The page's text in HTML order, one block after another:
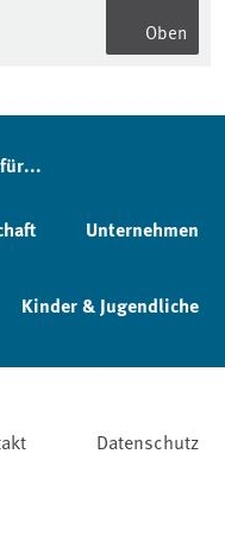
Oben
Unternehmen
Kinder & Jugendliche
Datenschutz